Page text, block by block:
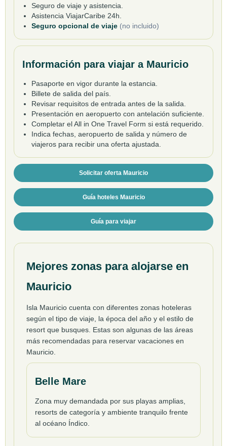
Seguro de viaje y asistencia.
Asistencia ViajarCaribe 24h.
Seguro opcional de viaje (no incluido)
Información para viajar a Mauricio
Pasaporte en vigor durante la estancia.
Billete de salida del país.
Revisar requisitos de entrada antes de la salida.
Presentación en aeropuerto con antelación suficiente.
Completar el All in One Travel Form si está requerido.
Indica fechas, aeropuerto de salida y número de
viajeros para recibir una oferta ajustada.
Solicitar oferta Mauricio
Guía hoteles Mauricio
Guía para viajar
Mejores zonas para alojarse en
Mauricio
Isla Mauricio cuenta con diferentes zonas hoteleras
según el tipo de viaje, la época del año y el estilo de
resort que busques. Estas son algunas de las áreas
más recomendadas para reservar vacaciones en
Mauricio.
Belle Mare
Zona muy demandada por sus playas amplias,
resorts de categoría y ambiente tranquilo frente
al océano Índico.